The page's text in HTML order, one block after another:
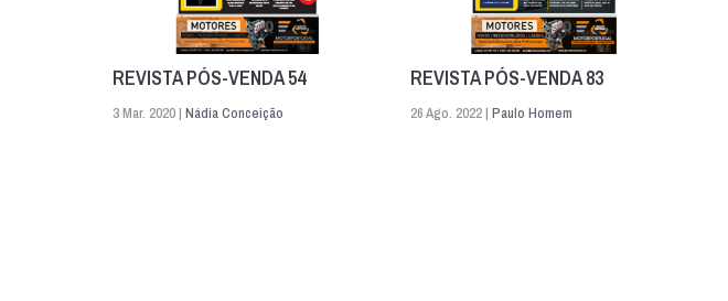
REVISTA PÓS-VENDA 54
3 Mar. 2020 | Nádia Conceição
REVISTA PÓS-VENDA 83
26 Ago. 2022 | Paulo Homem